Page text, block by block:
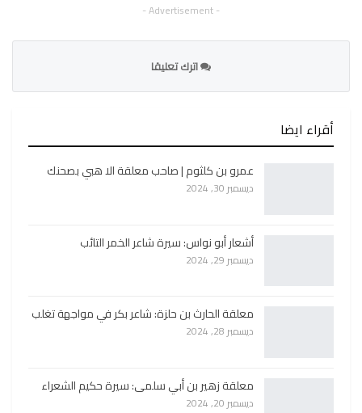
- Advertisement -
اترك تعليقا
أقراء ايضا
عمرو بن كلثوم | صاحب معلقة الا هبي بصحنك
ديسمبر 30, 2024
أشعار أبو نواس: سيرة شاعر الخمر التائب
ديسمبر 29, 2024
معلقة الحارث بن حلزة: شاعر بكر في مواجهة تغلب
ديسمبر 28, 2024
معلقة زهير بن أبي سلمى: سيرة حكيم الشعراء
ديسمبر 20, 2024